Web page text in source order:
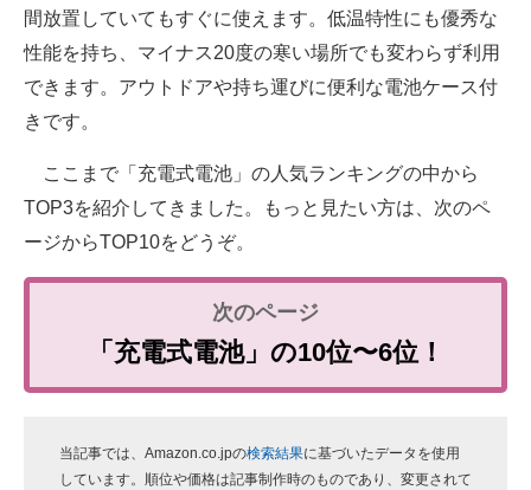
間放置していてもすぐに使えます。低温特性にも優秀な
性能を持ち、マイナス20度の寒い場所でも変わらず利用
できます。アウトドアや持ち運びに便利な電池ケース付
きです。
ここまで「充電式電池」の人気ランキングの中から
TOP3を紹介してきました。もっと見たい方は、次のペ
ージからTOP10をどうぞ。
「充電式電池」の10位〜6位！
当記事では、Amazon.co.jpの検索結果に基づいたデータを使用
しています。順位や価格は記事制作時のものであり、変更されて